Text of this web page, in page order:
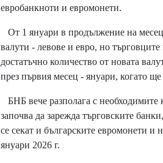
евробанкноти и евромонети.
От 1 януари в продължение на месец
валути - левове и евро, но
достатъчно количество от новата
през първия месец - януари, когато ще
БНБ вече разполага с необходимите
започва да зарежда търговските
се секат и българските евромонети и
януари 2026 г.